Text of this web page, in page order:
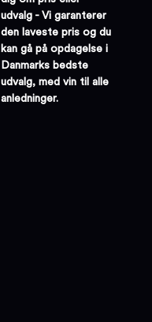
udvalg - Vi garanterer
den laveste pris og du
kan gå på opdagelse i
Danmarks bedste
udvalg, med vin til alle
anledninger.